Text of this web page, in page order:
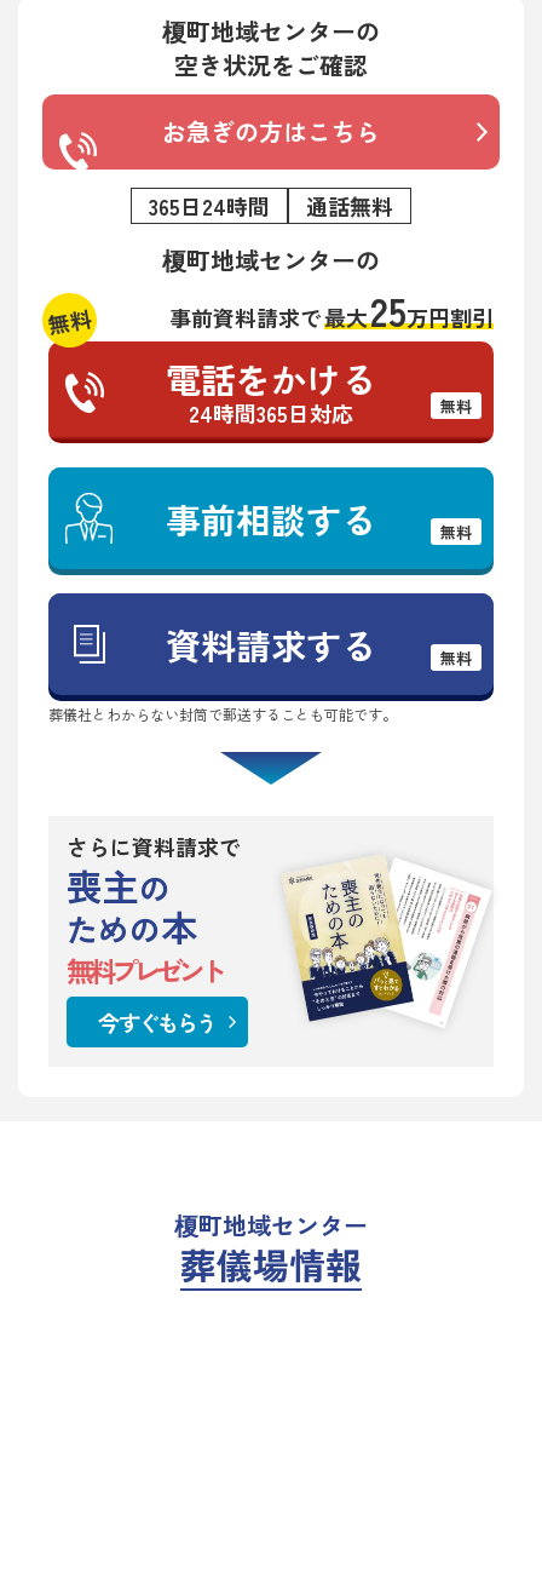
榎町地域センターの
空き状況をご確認
お急ぎの方はこちら
365日24時間 通話無料
榎町地域センターの
無料 事前資料請求で最大25万円割引
電話をかける
24時間365日対応 無料
事前相談する 無料
資料請求する 無料
葬儀社とわからない封筒で郵送することも可能です。
さらに資料請求で
喪主の
ための本
無料プレゼント
今すぐもらう
榎町地域センター
葬儀場情報